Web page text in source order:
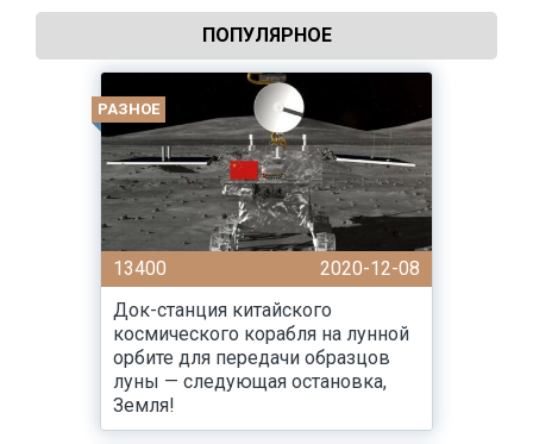
ПОПУЛЯРНОЕ
РАЗНОЕ
13400
2020-12-08
Док-станция китайского
космического корабля на лунной
орбите для передачи образцов
луны — следующая остановка,
Земля!